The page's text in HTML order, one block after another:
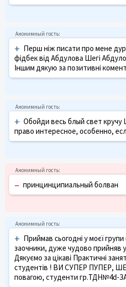
+ Перш ніж писати про мене
фідбек від Абдулова Шегі
Іншим дякую за позитивні
+ Обойди весь блый свет
право интересное, особенно,
– принцинципиальный болван
+ Приймав сьогодні у моєї
заочники, дуже чудово прийняв
Дякуємо за цікаві Практичні
студентів ! ВИ СУПЕР ПУПЕР,
повагою, студенти гр.ТДН№4d-